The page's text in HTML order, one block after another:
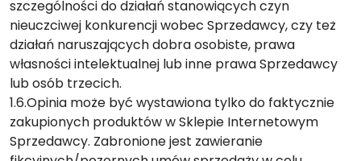
szczególności do działań stanowiących czyn
nieuczciwej konkurencji wobec Sprzedawcy, czy też
działań naruszających dobra osobiste, prawa
własności intelektualnej lub inne prawa Sprzedawcy
lub osób trzecich.
1.6.Opinia może być wystawiona tylko do faktycznie
zakupionych produktów w Sklepie Internetowym
Sprzedawcy. Zabronione jest zawieranie